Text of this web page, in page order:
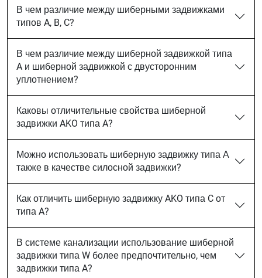
В чем различие между шиберными задвижками
типов A, B, C?
В чем различие между шиберной задвижкой типа
A и шиберной задвижкой с двусторонним
уплотнением?
Каковы отличительные свойства шиберной
задвижки AKO типа A?
Можно использовать шиберную задвижку типа А
также в качестве силосной задвижки?
Как отличить шиберную задвижку AKO типа C от
типа A?
В системе канализации использование шиберной
задвижки типа W более предпочтительно, чем
задвижки типа A?